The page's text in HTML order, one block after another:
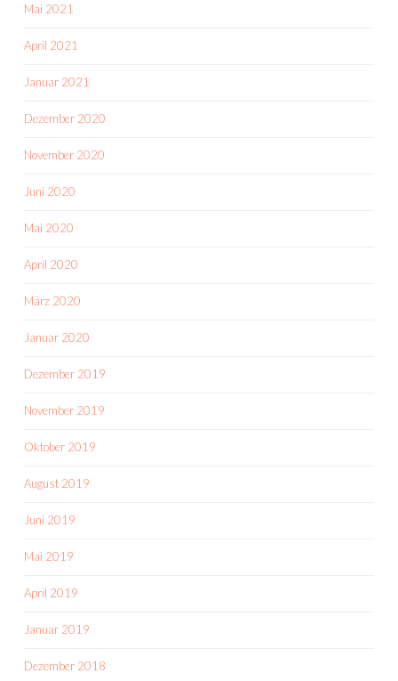
Mai 2021
April 2021
Januar 2021
Dezember 2020
November 2020
Juni 2020
Mai 2020
April 2020
März 2020
Januar 2020
Dezember 2019
November 2019
Oktober 2019
August 2019
Juni 2019
Mai 2019
April 2019
Januar 2019
Dezember 2018